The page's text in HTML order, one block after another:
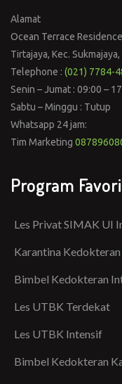
Alamat
Ocean Terrace
Tirtajaya, Kec.
Telephone : (021) 7784-
Senin – Jumat : 09:00 –
Sabtu – Minggu : Tutup
Whatsapp 24 jam:
Tim Marketing
Program
Les Privat SIMAK UI
Karantina Kedokteran
Bimbel Kedokteran
Les UTBK Terdekat
Les UTBK Intensif
Bimbel Kedokteran